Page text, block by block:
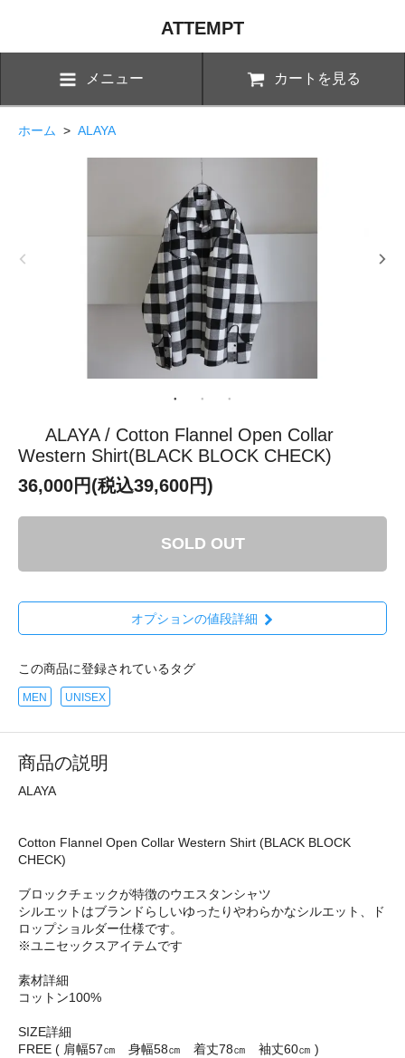
ATTEMPT
メニュー カートを見る
ホーム > ALAYA
ALAYA / Cotton Flannel Open Collar
Western Shirt(BLACK BLOCK CHECK)
36,000円(税込39,600円)
SOLD OUT
オプションの値段詳細
この商品に登録されているタグ
MEN UNISEX
商品の説明
ALAYA
Cotton Flannel Open Collar Western Shirt (BLACK BLOCK
CHECK)
ブロックチェックが特徴のウエスタンシャツ
シルエットはブランドらしいゆったりやわらかなシルエット、ド
ロップショルダー仕様です。
※ユニセックスアイテムです
素材詳細
コットン100%
SIZE詳細
FREE ( 肩幅57㎝ 身幅58㎝ 着丈78㎝ 袖丈60㎝ )